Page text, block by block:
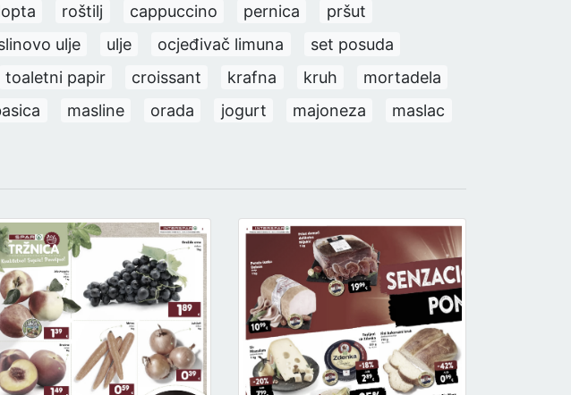
roštilj cappuccino pernica
pršut
ulje ulje ocjeđivač limuna
set posuda
toaletni papir croissant krafna kruh
mortadela
masline orada jogurt majoneza
maslac